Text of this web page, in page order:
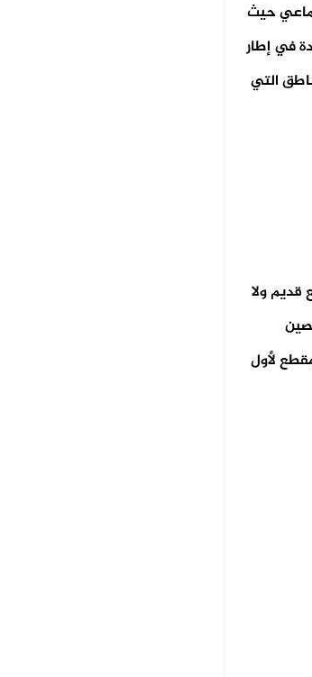
حيث
في إطار
التي
ولا
فيما جرى تداول المقطع لأول